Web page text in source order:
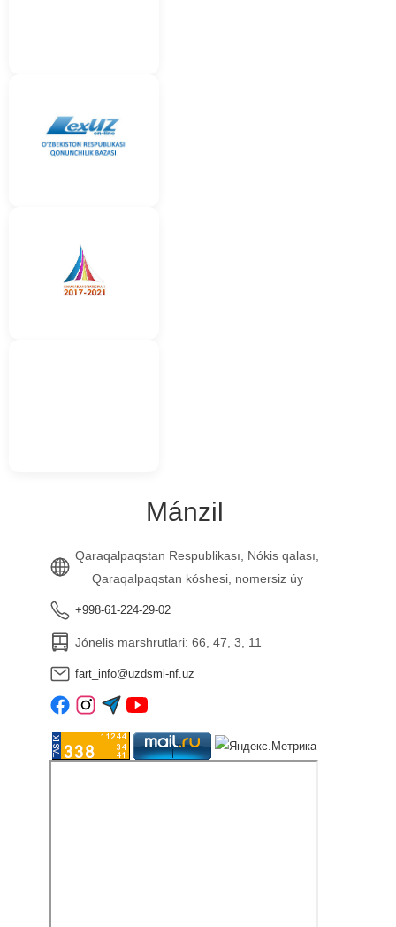
Mánzil
Qaraqalpaqstan Respublikası, Nókis qalası,
Qaraqalpaqstan kóshesi, nomersiz úy
+998-61-224-29-02
Jónelis marshrutlari: 66, 47, 3, 11
fart_info@uzdsmi-nf.uz